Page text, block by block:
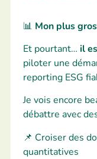
📊 Mon plus
Et pourtant… il
piloter une
reporting ESG
Je vois encore
débattre avec
📌 Croiser des
quantitatives